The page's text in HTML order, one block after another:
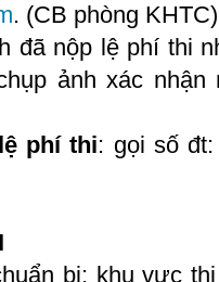
. (CB phòng
lệ phí thi
ảnh xác nhận
phí thi: gọi số
khu vực thi